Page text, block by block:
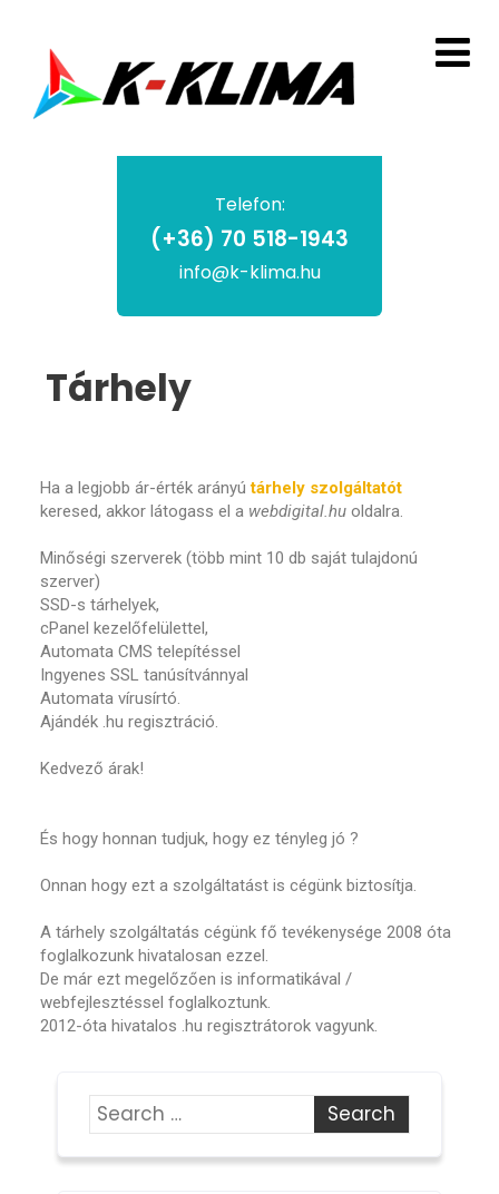
Telefon:
(+36) 70 518-1943
info@k-klima.hu
Tárhely
Ha a legjobb ár-érték arányútárhely szolgáltatót
keresed, akkor látogass el a webdigital.hu oldalra.
Minőségi szerverek (több mint 10 db saját tulajdonú
szerver)
SSD-s tárhelyek,
cPanel kezelőfelülettel,
Automata CMS telepítéssel
Ingyenes SSL tanúsítvánnyal
Automata vírusírtó.
Ajándék .hu regisztráció.
Kedvező árak!
És hogy honnan tudjuk, hogy ez tényleg jó ?
Onnan hogy ezt a szolgáltatást is cégünk biztosítja.
A tárhely szolgáltatás cégünk fő tevékenysége 2008 óta
foglalkozunk hivatalosan ezzel.
De már ezt megelőzően is informatikával /
webfejlesztéssel foglalkoztunk.
2012-óta hivatalos .hu regisztrátorok vagyunk.